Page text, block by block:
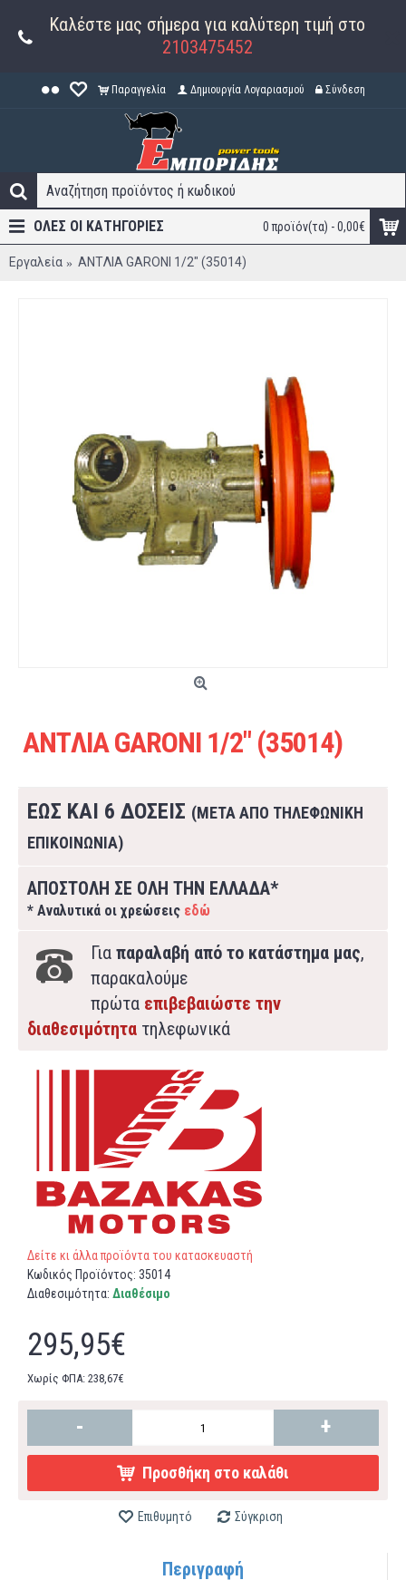
Καλέστε μας σήμερα για καλύτερη τιμή στο
2103475452
Παραγγελία Δημιουργία Λογαριασμού Σύνδεση
0 προϊόν(τα) - 0,00€
ΟΛΕΣ ΟΙ ΚΑΤΗΓΟΡΊΕΣ
Εργαλεία ANTΛIA GARONI 1/2" (35014)
ANTΛIA GARONI 1/2" (35014)
ΕΩΣ ΚΑΙ 6 ΔΟΣΕΙΣ (ΜΕΤΑ ΑΠΟ ΤΗΛΕΦΩΝΙΚΗ
ΕΠΙΚΟΙΝΩΝΙΑ)
ΑΠΟΣΤΟΛΗ ΣΕ ΟΛΗ ΤΗΝ ΕΛΛΑΔΑ*
* Αναλυτικά οι χρεώσεις εδώ
Για παραλαβή από το κατάστημα μας,
παρακαλούμε
πρώτα επιβεβαιώστε την
διαθεσιμότητα τηλεφωνικά
Δείτε κι άλλα προϊόντα του κατασκευαστή
Κωδικός Προϊόντος: 35014
Διαθεσιμότητα: Διαθέσιμο
295,95€
Χωρίς ΦΠΑ: 238,67€
- +
Προσθήκη στο καλάθι
Επιθυμητό Σύγκριση
Περιγραφή